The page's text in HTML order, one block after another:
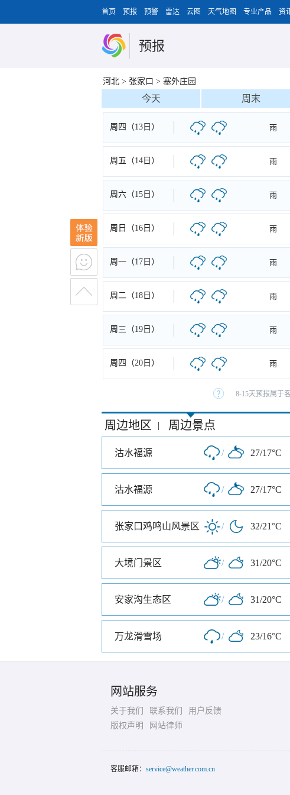
首页 预报 预警 雷达 云图 天气地图 专业产品 资
预报
河北 > 张家口 > 塞外庄园
今天 周末
周四（13日） 雨
周五（14日） 雨
周六（15日） 雨
周日（16日） 雨
周一（17日） 雨
周二（18日） 雨
周三（19日） 雨
周四（20日） 雨
8-15天预报属于
周边地区 | 周边景点
沽水福源 / 27/17°C
沽水福源 / 27/17°C
张家口鸡鸣山风景区 / 32/21°C
大境门景区 / 31/20°C
安家沟生态区 / 31/20°C
万龙滑雪场 / 23/16°C
网站服务
关于我们 联系我们
用户反馈
版权声明
网站律师
客服邮箱： service@weather.com.cn